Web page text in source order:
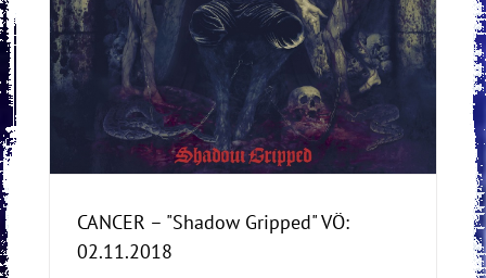
CANCER – "Shadow Gripped" VÖ:
02.11.2018